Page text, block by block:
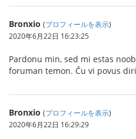
Bronxio (プロフィールを表示)
2020年6月22日 16:23:25
Pardonu min, sed mi estas
foruman temon. Ĉu vi povus
Bronxio (プロフィールを表示)
2020年6月22日 16:29:29